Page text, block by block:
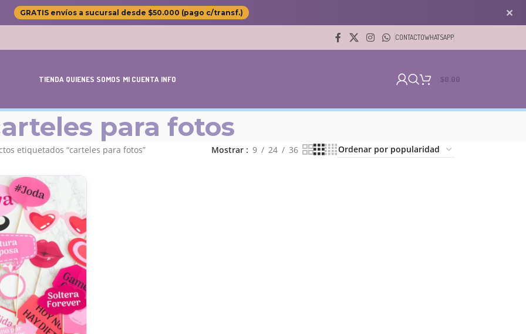
GRATIS envíos a sucursal desde $50.000 (pago c/transf.) ✕
CONTACTOWHATSAPP
TIENDA QUIENES SOMOS MI CUENTA INFO $0.00
para fotos
etiquetados “carteles para fotos” Mostrar 9 24 36